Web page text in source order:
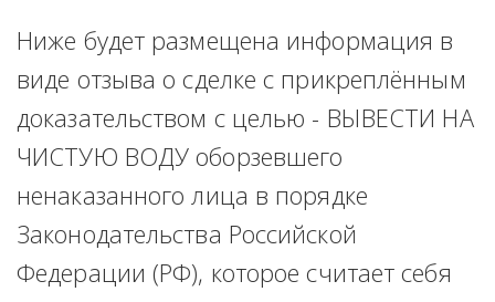
Ниже будет размещена информация в
виде отзыва о сделке с прикреплённым
доказательством с целью - ВЫВЕСТИ НА
ЧИСТУЮ ВОДУ оборзевшего
ненаказанного лица в порядке
Законодательства Российской
Федерации (РФ), которое считает себя